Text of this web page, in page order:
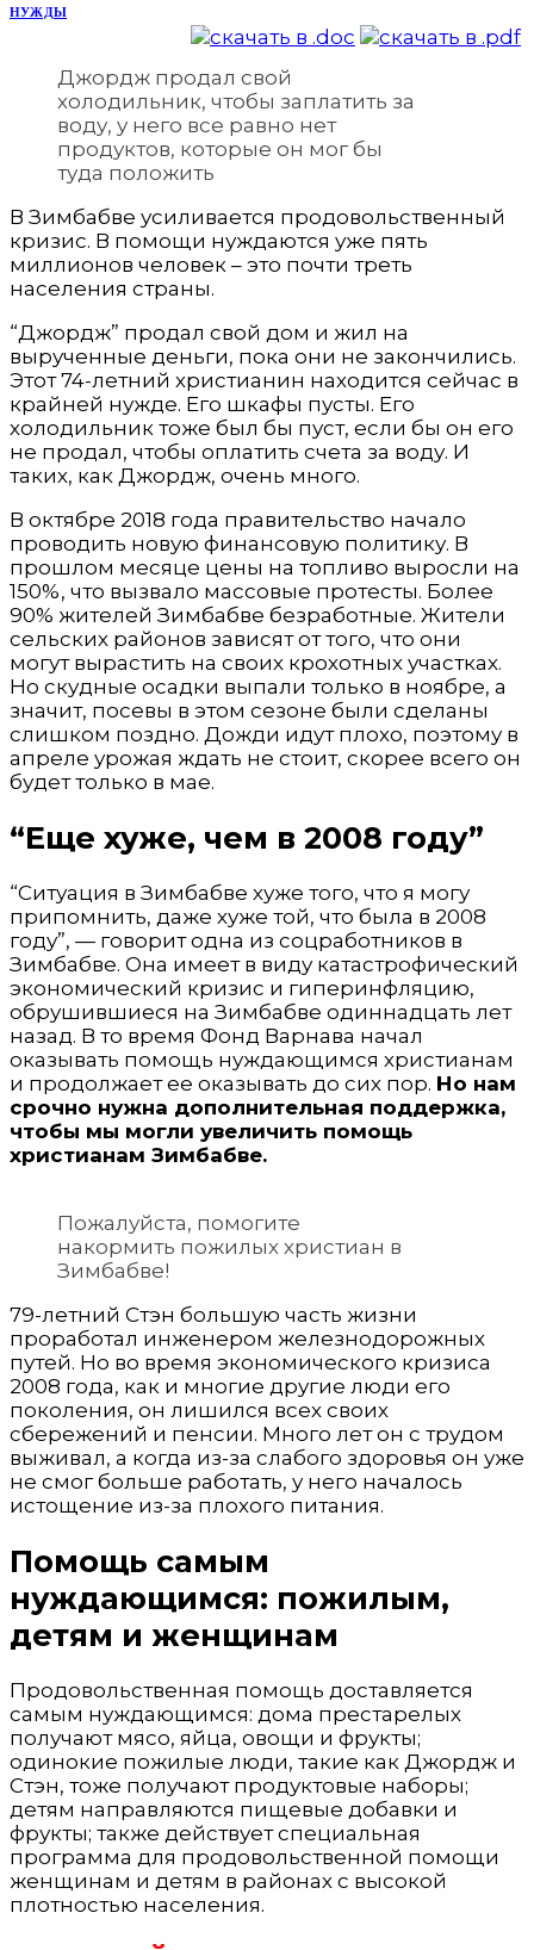
НУЖДЫ
Джордж продал свой
холодильник, чтобы заплатить за
воду, у него все равно нет
продуктов, которые он мог бы
туда положить
В Зимбабве усиливается продовольственный
кризис. В помощи нуждаются уже пять
миллионов человек – это почти треть
населения страны.
“Джордж” продал свой дом и жил на
вырученные деньги, пока они не закончились.
Этот 74-летний христианин находится сейчас в
крайней нужде. Его шкафы пусты. Его
холодильник тоже был бы пуст, если бы он его
не продал, чтобы оплатить счета за воду. И
таких, как Джордж, очень много.
В октябре 2018 года правительство начало
проводить новую финансовую политику. В
прошлом месяце цены на топливо выросли на
150%, что вызвало массовые протесты. Более
90% жителей Зимбабве безработные. Жители
сельских районов зависят от того, что они
могут вырастить на своих крохотных участках.
Но скудные осадки выпали только в ноябре, а
значит, посевы в этом сезоне были сделаны
слишком поздно. Дожди идут плохо, поэтому в
апреле урожая ждать не стоит, скорее всего он
будет только в мае.
“Еще хуже, чем в 2008 году”
“Ситуация в Зимбабве хуже того, что я могу
припомнить, даже хуже той, что была в 2008
году”, — говорит одна из соцработников в
Зимбабве. Она имеет в виду катастрофический
экономический кризис и гиперинфляцию,
обрушившиеся на Зимбабве одиннадцать лет
назад. В то время Фонд Варнава начал
оказывать помощь нуждающимся христианам
и продолжает ее оказывать до сих пор. Но нам
срочно нужна дополнительная поддержка,
чтобы мы могли увеличить помощь
христианам Зимбабве.
Пожалуйста, помогите
накормить пожилых христиан в
Зимбабве!
79-летний Стэн большую часть жизни
проработал инженером железнодорожных
путей. Но во время экономического кризиса
2008 года, как и многие другие люди его
поколения, он лишился всех своих
сбережений и пенсии. Много лет он с трудом
выживал, а когда из-за слабого здоровья он уже
не смог больше работать, у него началось
истощение из-за плохого питания.
Помощь самым
нуждающимся: пожилым,
детям и женщинам
Продовольственная помощь доставляется
самым нуждающимся: дома престарелых
получают мясо, яйца, овощи и фрукты;
одинокие пожилые люди, такие как Джордж и
Стэн, тоже получают продуктовые наборы;
детям направляются пищевые добавки и
фрукты; также действует специальная
программа для продовольственной помощи
женщинам и детям в районах с высокой
плотностью населения.